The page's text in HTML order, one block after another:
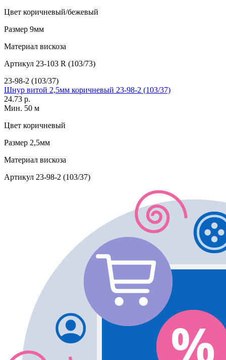
Цвет коричневый/бежевый
Размер 9мм
Материал вискоза
Артикул 23-103 R (103/73)
23-98-2 (103/37)
Шнур витой 2,5мм коричневый 23-98-2 (103/37)
24.73 р.
Мин. 50 м
Цвет коричневый
Размер 2,5мм
Материал вискоза
Артикул 23-98-2 (103/37)